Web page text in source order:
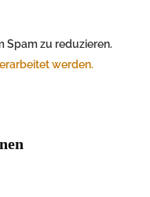
Spam zu reduzieren.
werden.